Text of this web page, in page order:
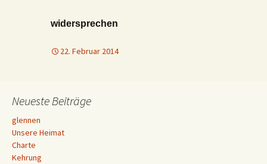
widersprechen
22. Februar 2014
Neueste Beiträge
glennen
Unsere Heimat
Charte
Kehrung